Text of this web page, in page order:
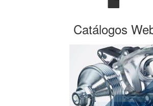
Catálogos